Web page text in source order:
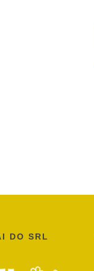
DO SRL